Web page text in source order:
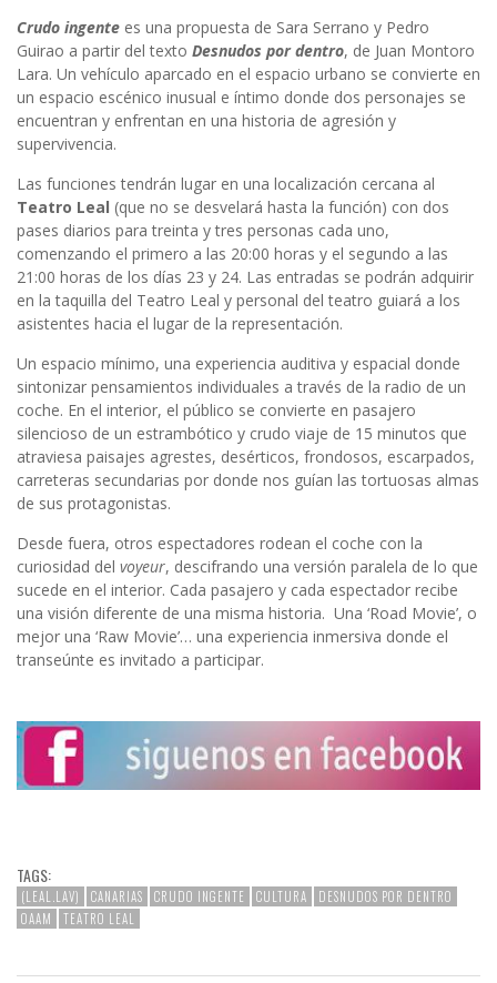
Crudo ingente es una propuesta de Sara Serrano y Pedro
Guirao a partir del texto Desnudos por dentro, de Juan Montoro
Lara. Un vehículo aparcado en el espacio urbano se convierte en
un espacio escénico inusual e íntimo donde dos personajes se
encuentran y enfrentan en una historia de agresión y
supervivencia.
Las funciones tendrán lugar en una localización cercana al
Teatro Leal (que no se desvelará hasta la función) con dos
pases diarios para treinta y tres personas cada uno,
comenzando el primero a las 20:00 horas y el segundo a las
21:00 horas de los días 23 y 24. Las entradas se podrán adquirir
en la taquilla del Teatro Leal y personal del teatro guiará a los
asistentes hacia el lugar de la representación.
Un espacio mínimo, una experiencia auditiva y espacial donde
sintonizar pensamientos individuales a través de la radio de un
coche. En el interior, el público se convierte en pasajero
silencioso de un estrambótico y crudo viaje de 15 minutos que
atraviesa paisajes agrestes, desérticos, frondosos, escarpados,
carreteras secundarias por donde nos guían las tortuosas almas
de sus protagonistas.
Desde fuera, otros espectadores rodean el coche con la
curiosidad del voyeur, descifrando una versión paralela de lo que
sucede en el interior. Cada pasajero y cada espectador recibe
una visión diferente de una misma historia. Una ‘Road Movie’, o
mejor una ‘Raw Movie’… una experiencia inmersiva donde el
transeúnte es invitado a participar.
TAGS:
(LEAL.LAV) CANARIAS CRUDO INGENTE CULTURA
DESNUDOS POR DENTRO
OAAM
TEATRO LEAL